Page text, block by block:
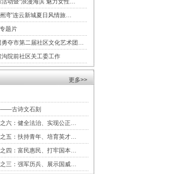
动暨“浪漫海滨 魅力女性…
湾”连云新城夏日风情旅…
题片
勇夺市第二届社区文化艺术团…
院前社区关工委工作
更多>>
——古诗文石刻
六：健全法治、实现公正…
五：扶持青年、培育英才…
四：富民惠民、打牢国本…
三：强军历兵、展示国威…